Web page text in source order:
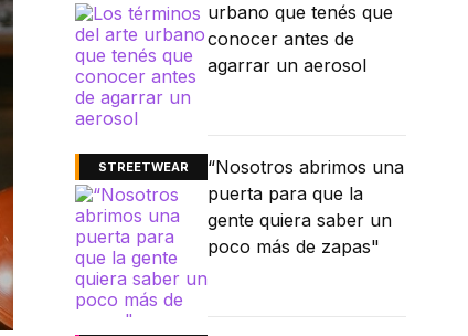
urbano que tenés que
conocer antes de
agarrar un aerosol
STREETWEAR
“Nosotros abrimos una
puerta para que la
gente quiera saber un
poco más de zapas"